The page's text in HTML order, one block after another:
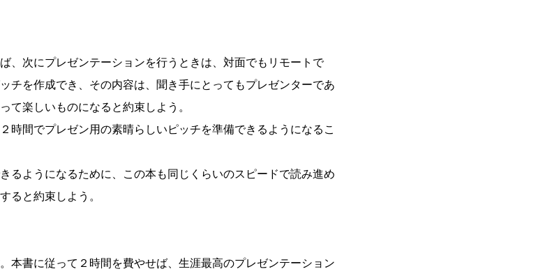
、次にプレゼンテーションを行うときは、対面でもリモートで
チを作成でき、その内容は、聞き手にとってもプレゼンターであ
て楽しいものになると約束しよう。
時間でプレゼン用の素晴らしいピッチを準備できるようになるこ
るようになるために、この本も同じくらいのスピードで読み進め
ると約束しよう。
本書に従って２時間を費やせば、生涯最高のプレゼンテーション